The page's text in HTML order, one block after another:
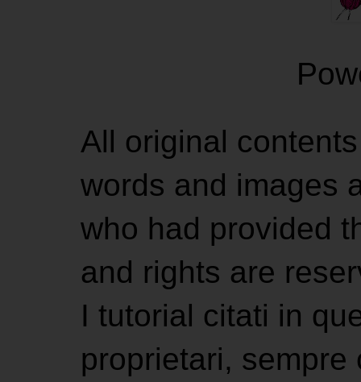
All original
words and images
who had provided
and rights are
I tutorial citati in
proprietari,